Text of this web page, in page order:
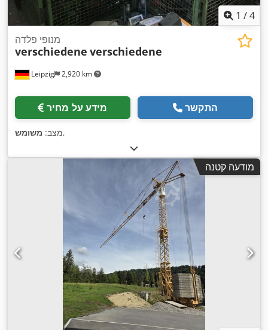
1 /4
Leipzig 2,920 km
מנופי פלדה
verschiedene verschiedene
מידע על מחיר התקשר
מצב: משומש ,
מודעה קטנה